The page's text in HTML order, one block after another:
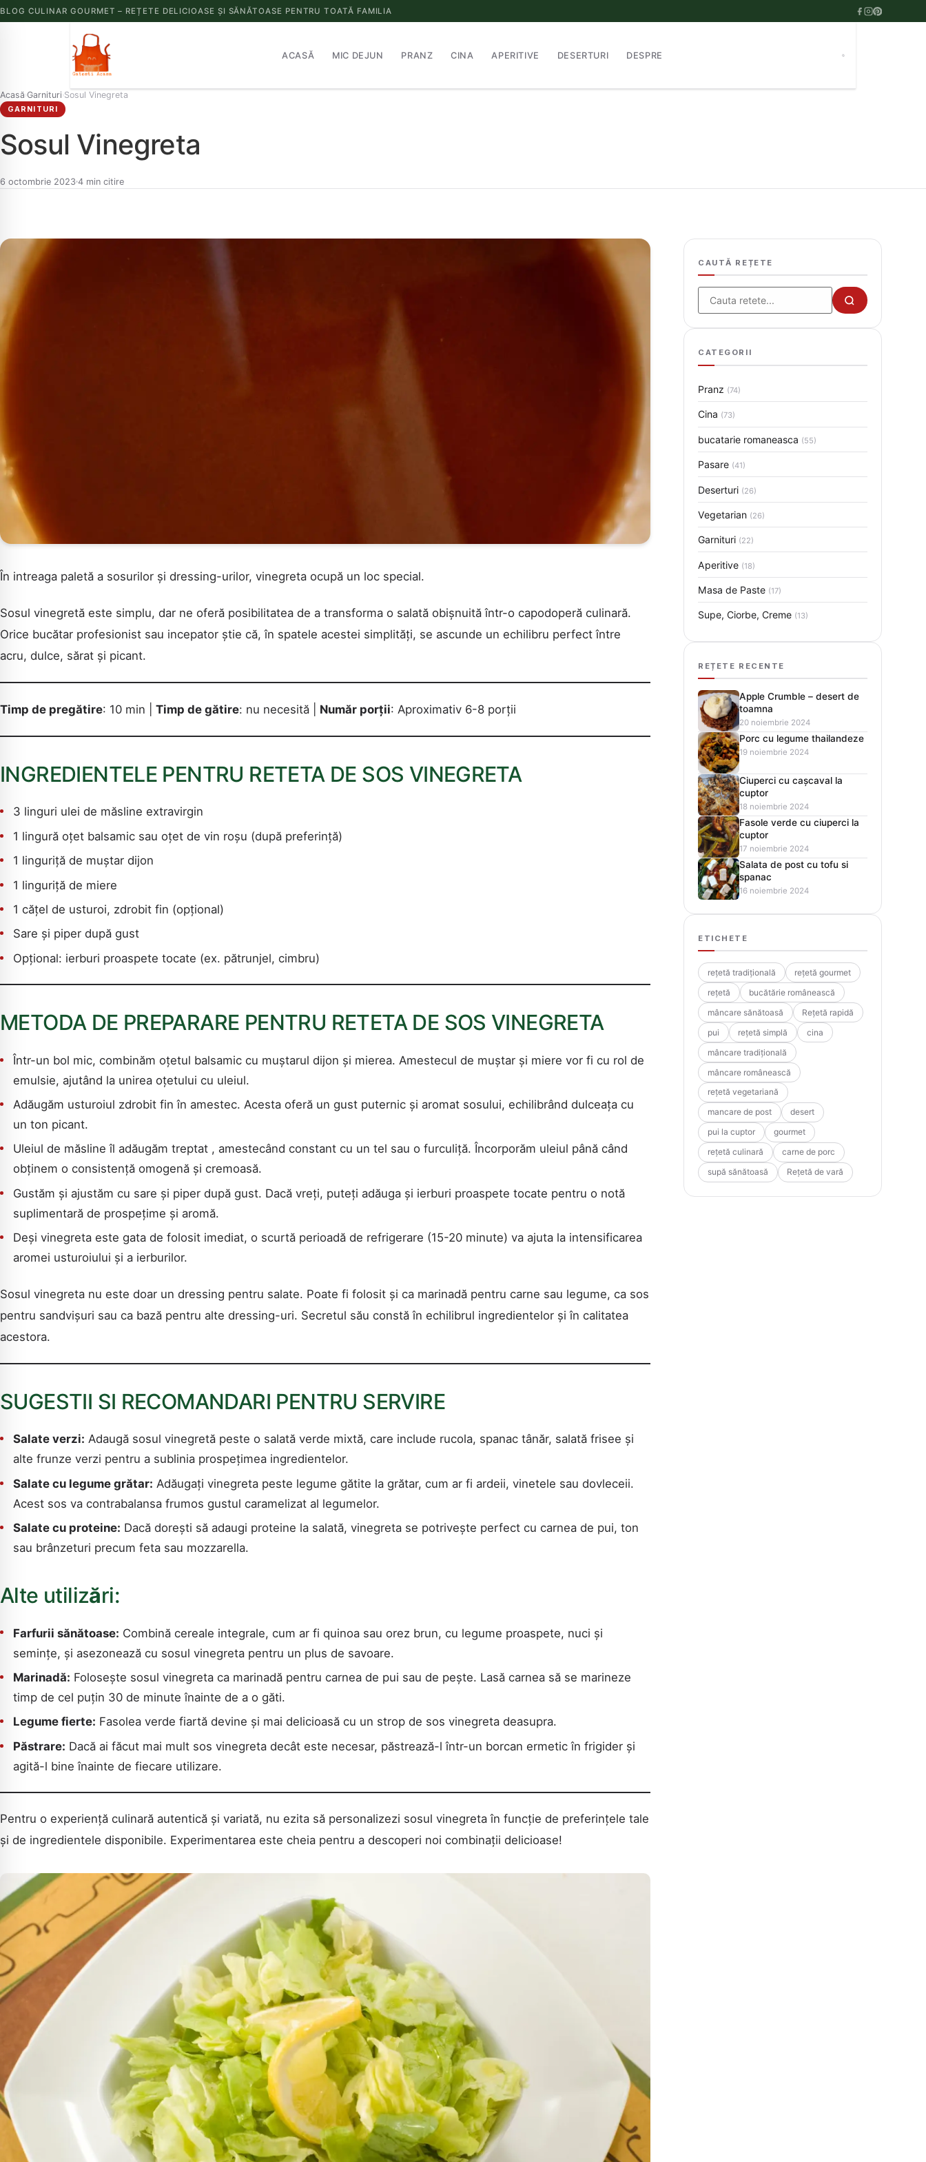
BLOG CULINAR GOURMET – REȚETE DELICIOASE ȘI SĂNĂTOASE PENTRU TOATĂ FAMILIA
ACASĂ MIC DEJUN PRANZ CINA APERITIVE DESERTURI DESPRE
Acasă›Garnituri›Sosul Vinegreta
GARNITURI
Sosul Vinegreta
6 octombrie 2023 4 min citire
În intreaga paletă a sosurilor și dressing-urilor, vinegreta ocupă un loc special.
Sosul vinegretă este simplu, dar ne oferă posibilitatea de a transforma o salată obișnuită într-o capodoperă culinară.
Orice bucătar profesionist sau incepator știe că, în spatele acestei simplități, se ascunde un echilibru perfect între
acru, dulce, sărat și picant.
Timp de pregătire: 10 min | Timp de gătire: nu necesită | Număr porții: Aproximativ 6-8 porții
INGREDIENTELE PENTRU RETETA DE SOS VINEGRETA
3 linguri ulei de măsline extravirgin
1 lingură oțet balsamic sau oțet de vin roșu (după preferință)
1 linguriță de muștar dijon
1 linguriță de miere
1 cățel de usturoi, zdrobit fin (opțional)
Sare și piper după gust
Opțional: ierburi proaspete tocate (ex. pătrunjel, cimbru)
METODA DE PREPARARE PENTRU RETETA DE SOS VINEGRETA
Într-un bol mic, combinăm oțetul balsamic cu muștarul dijon și mierea. Amestecul de muștar și miere vor fi cu rol de
emulsie, ajutând la unirea oțetului cu uleiul.
Adăugăm usturoiul zdrobit fin în amestec. Acesta oferă un gust puternic și aromat sosului, echilibrând dulceața cu
un ton picant.
Uleiul de măsline îl adăugăm treptat , amestecând constant cu un tel sau o furculiță. Încorporăm uleiul până când
obținem o consistență omogenă și cremoasă.
Gustăm și ajustăm cu sare și piper după gust. Dacă vreți, puteți adăuga și ierburi proaspete tocate pentru o notă
suplimentară de prospețime și aromă.
Deși vinegreta este gata de folosit imediat, o scurtă perioadă de refrigerare (15-20 minute) va ajuta la intensificarea
aromei usturoiului și a ierburilor.
Sosul vinegreta nu este doar un dressing pentru salate. Poate fi folosit și ca marinadă pentru carne sau legume, ca sos
pentru sandvișuri sau ca bază pentru alte dressing-uri. Secretul său constă în echilibrul ingredientelor și în calitatea
acestora.
SUGESTII SI RECOMANDARI PENTRU SERVIRE
Salate verzi: Adaugă sosul vinegretă peste o salată verde mixtă, care include rucola, spanac tânăr, salată frisee și
alte frunze verzi pentru a sublinia prospețimea ingredientelor.
Salate cu legume grătar: Adăugați vinegreta peste legume gătite la grătar, cum ar fi ardeii, vinetele sau dovleceii.
Acest sos va contrabalansa frumos gustul caramelizat al legumelor.
Salate cu proteine: Dacă dorești să adaugi proteine la salată, vinegreta se potrivește perfect cu carnea de pui, ton
sau brânzeturi precum feta sau mozzarella.
Alte utilizări:
Farfurii sănătoase: Combină cereale integrale, cum ar fi quinoa sau orez brun, cu legume proaspete, nuci și
semințe, și asezonează cu sosul vinegreta pentru un plus de savoare.
Marinadă: Folosește sosul vinegreta ca marinadă pentru carnea de pui sau de pește. Lasă carnea să se marineze
timp de cel puțin 30 de minute înainte de a o găti.
Legume fierte: Fasolea verde fiartă devine și mai delicioasă cu un strop de sos vinegreta deasupra.
Păstrare: Dacă ai făcut mai mult sos vinegreta decât este necesar, păstrează-l într-un borcan ermetic în frigider și
agită-l bine înainte de fiecare utilizare.
Pentru o experiență culinară autentică și variată, nu ezita să personalizezi sosul vinegreta în funcție de preferințele tale
și de ingredientele disponibile. Experimentarea este cheia pentru a descoperi noi combinații delicioase!
CAUTĂ REȚETE
Cauta
CATEGORII
Pranz (74)
Cina (73)
bucatarie romaneasca (55)
Pasare (41)
Deserturi (26)
Vegetarian (26)
Garnituri (22)
Aperitive (18)
Masa de Paste (17)
Supe, Ciorbe, Creme (13)
REȚETE RECENTE
Apple Crumble – desert de
toamna
20 noiembrie 2024
Porc cu legume thailandeze
19 noiembrie 2024
Ciuperci cu cașcaval la
cuptor
18 noiembrie 2024
Fasole verde cu ciuperci la
cuptor
17 noiembrie 2024
Salata de post cu tofu si
spanac
16 noiembrie 2024
ETICHETE
rețetă tradițională
rețetă gourmet
rețetă
bucătărie românească
mâncare sănătoasă
Rețetă rapidă
pui
rețetă simplă
cina
mâncare tradițională
mâncare românească
rețetă vegetariană
mancare de post
desert
pui la cuptor
gourmet
rețetă culinară
carne de porc
supă sănătoasă
Rețetă de vară